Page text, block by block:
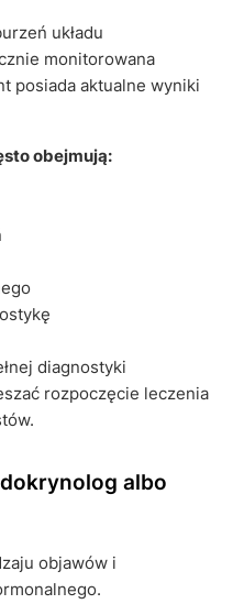
układu
monitorowana
posiada aktualne wyniki
obejmują:
diagnostyki
rozpoczęcie leczenia
albo
objawów i